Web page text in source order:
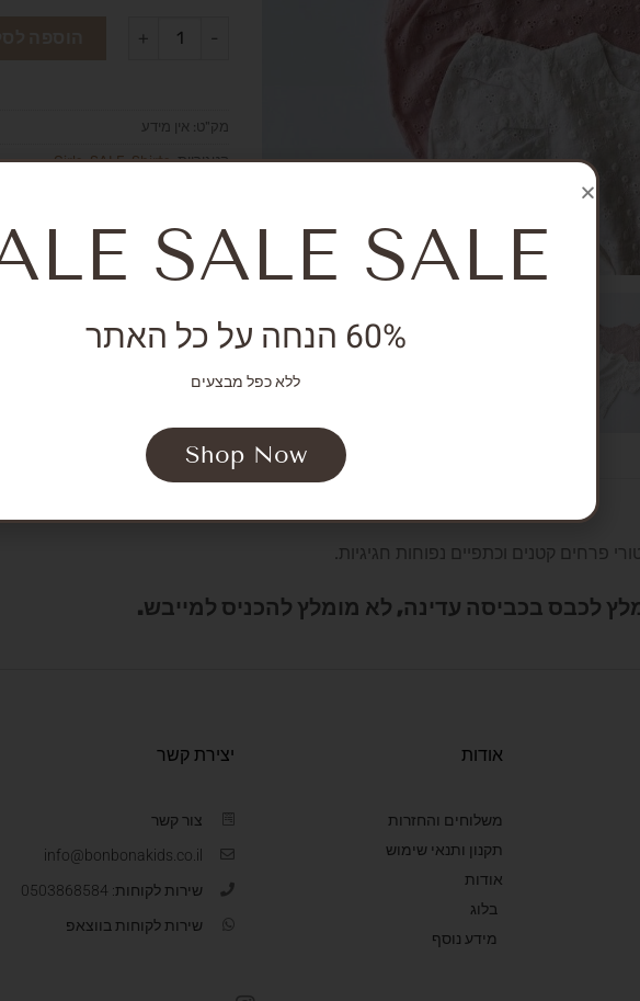
מק"ט: אין מידע
קטגוריות: Girls,SALE,Shirts
פרחים קטנים וכתפיים נפוחות חגיגיות.
לכבס בכביסה עדינה, לא מומלץ להכניס למייבש.
אודות
משלוחים והחזרות
תקנון ותנאי שימוש
אודות
בלוג
מידע נוסף
יצירת קשר
צור קשר
info@bonbonakids.co.il
שירות לקוחות: 0503868584
שירות לקוחות בווצאפ
SALE SALE
60% הנחה על כל האתר
ללא כפל מבצעים
Shop Now